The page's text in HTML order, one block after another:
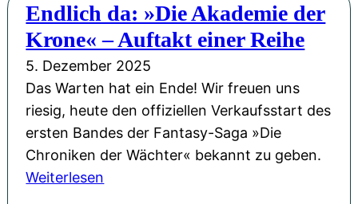
u
n
g
„
A
k
a
d
F
e
e
n
l
a
n
Endlich da: »Die Akademie der
Krone« – Auftakt einer Reihe
5. Dezember 2025
Das Warten hat ein Ende! Wir freuen uns
riesig, heute den offiziellen Verkaufsstart des
ersten Bandes der Fantasy-Saga »Die
Chroniken der Wächter« bekannt zu geben.
Weiterlesen